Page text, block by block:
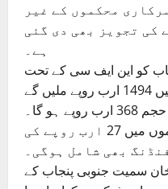
محکموں کے غیر
کی تجویز بھی دی گئی
ہے۔
کو این ایف سی کے تحت
قابل تقسیم محاصل کی مد میں 1494 ارب روپے ملیں گے
ہو گا۔
پنجاب کے کچھ ترقیاتی سکیموں میں 27 ارب روپے کی
بھی شامل ہوگی۔
سمیت جنوبی پنجاب کے